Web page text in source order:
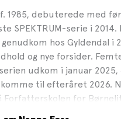
f. 1985, debuterede med
SPEKTRUM-serie i 2014.
hos Gyldendal i
og nye forsider.
udkom i januar
til efteråret 2026.
Forfatterskolen for